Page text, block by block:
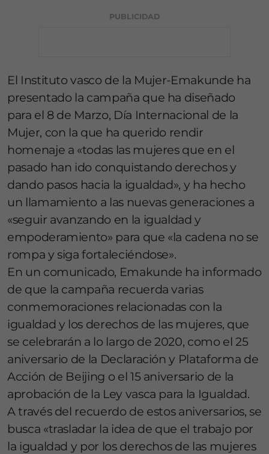
PUBLICIDAD
El Instituto vasco de la Mujer-Emakunde ha
presentado la campaña que ha diseñado
para el 8 de Marzo, Día Internacional de la
Mujer, con la que ha querido rendir
homenaje a «todas las mujeres que en el
pasado han ido conquistando derechos y
dando pasos hacia la igualdad», y ha hecho
un llamamiento a las nuevas generaciones a
«seguir avanzando en la igualdad y
empoderamiento» para que «la cadena no se
rompa y siga fortaleciéndose».
En un comunicado, Emakunde ha informado
de que la campaña recuerda varias
conmemoraciones relacionadas con la
igualdad y los derechos de las mujeres, que
se celebrarán a lo largo de 2020, como el 25
aniversario de la Declaración y Plataforma de
Acción de Beijing o el 15 aniversario de la
aprobación de la Ley vasca para la Igualdad.
A través del recuerdo de estos aniversarios, se
busca «trasladar la idea de que el trabajo por
la igualdad y por los derechos de las mujeres